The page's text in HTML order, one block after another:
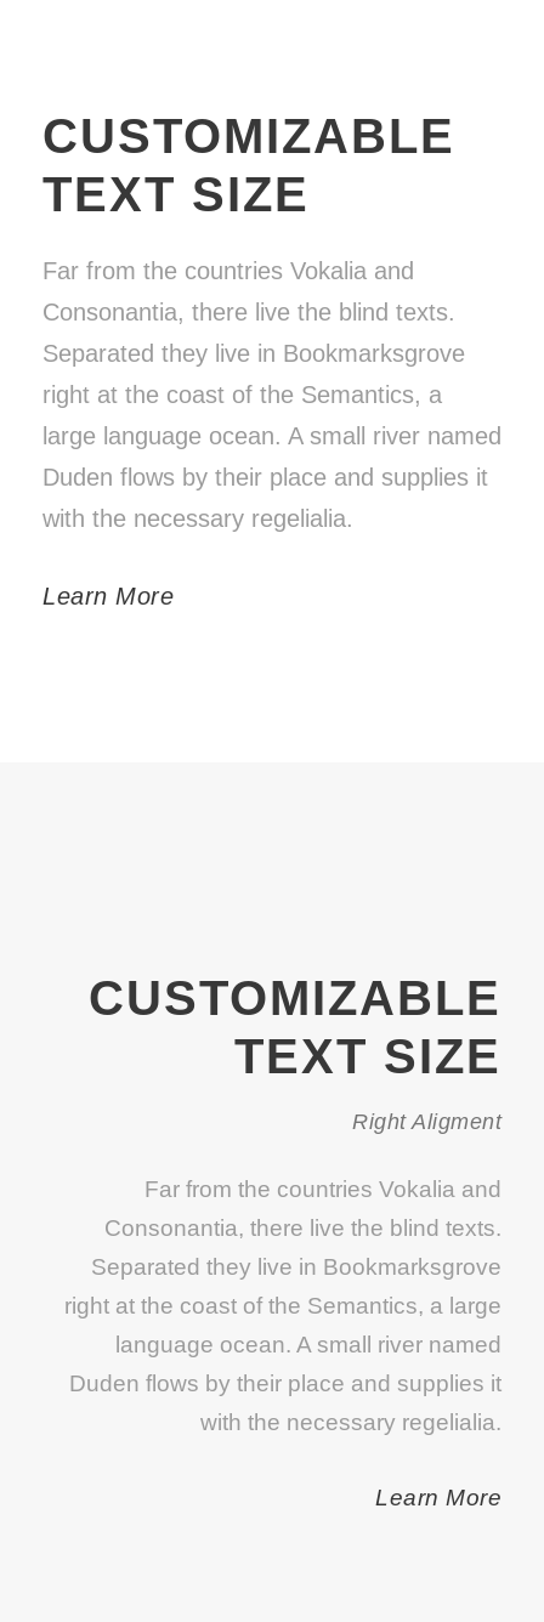
CUSTOMIZABLE
TEXT SIZE
Far from the countries Vokalia and
Consonantia, there live the blind texts.
Separated they live in Bookmarksgrove
right at the coast of the Semantics, a
large language ocean. A small river named
Duden flows by their place and supplies it
with the necessary regelialia.
Learn More
CUSTOMIZABLE
TEXT SIZE
Right Aligment
Far from the countries Vokalia and
Consonantia, there live the blind texts.
Separated they live in Bookmarksgrove
right at the coast of the Semantics, a large
language ocean. A small river named
Duden flows by their place and supplies it
with the necessary regelialia.
Learn More